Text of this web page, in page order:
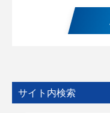
サイト内検索